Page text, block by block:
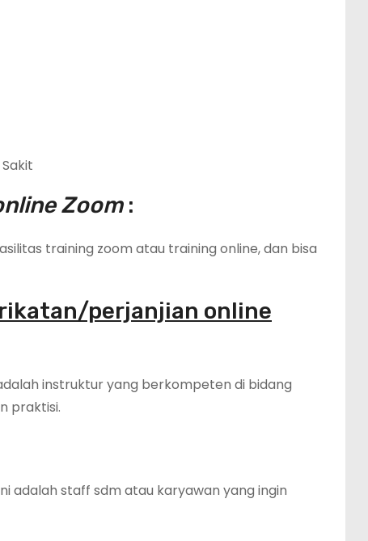
Zoom:
training zoom atau training online, dan bisa
perjanjian online
instruktur yang berkompeten di bidang
praktisi.
adalah staff sdm atau karyawan yang ingin